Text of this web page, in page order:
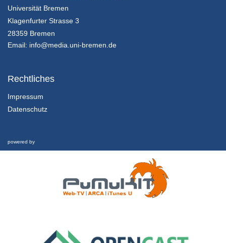
Universität Bremen
Klagenfurter Strasse 3
28359 Bremen
Email: info@media.uni-bremen.de
Rechtliches
Impressum
Datenschutz
powered by